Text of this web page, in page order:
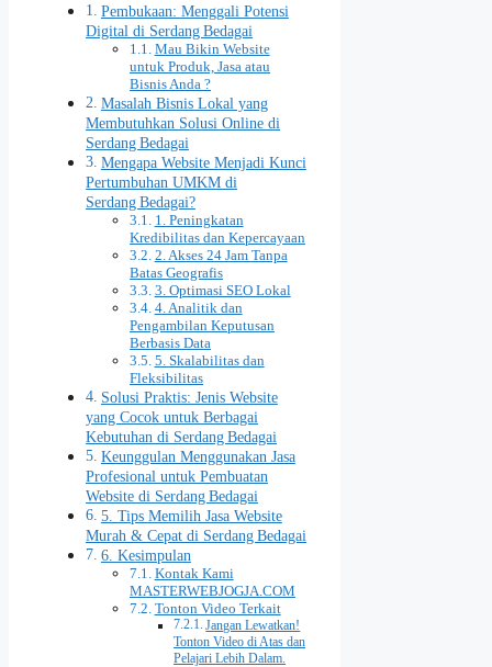
Pembukaan: Menggali Potensi
Digital di Serdang Bedagai
Mau Bikin Website
untuk Produk, Jasa atau
Bisnis Anda ?
Masalah Bisnis Lokal yang
Membutuhkan Solusi Online di
Serdang Bedagai
Mengapa Website Menjadi Kunci
Pertumbuhan UMKM di
Serdang Bedagai?
1. Peningkatan
Kredibilitas dan Kepercayaan
2. Akses 24 Jam Tanpa
Batas Geografis
3. Optimasi SEO Lokal
4. Analitik dan
Pengambilan Keputusan
Berbasis Data
5. Skalabilitas dan
Fleksibilitas
Solusi Praktis: Jenis Website
yang Cocok untuk Berbagai
Kebutuhan di Serdang Bedagai
Keunggulan Menggunakan Jasa
Profesional untuk Pembuatan
Website di Serdang Bedagai
5. Tips Memilih Jasa Website
Murah & Cepat di Serdang Bedagai
6. Kesimpulan
Kontak Kami
MASTERWEBJOGJA.COM
Tonton Video Terkait
Jangan Lewatkan!
Tonton Video di Atas dan
Pelajari Lebih Dalam.